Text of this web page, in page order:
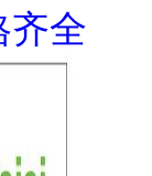
齐全